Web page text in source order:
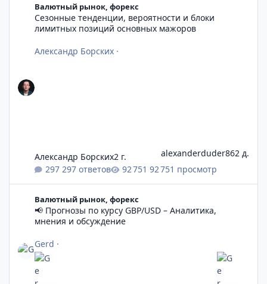
Валютный рынок, форекс
Сезонные тенденции, вероятности и блоки
лимитных позиций основных мажоров
Александр Борских ·
297 ответов 92 751 просмотр
Александр Борских2 г. alexanderduder862 д.
Валютный рынок, форекс
📢 Прогнозы по курсу GBP/USD – Аналитика,
мнения и обсуждение
Gerd ·